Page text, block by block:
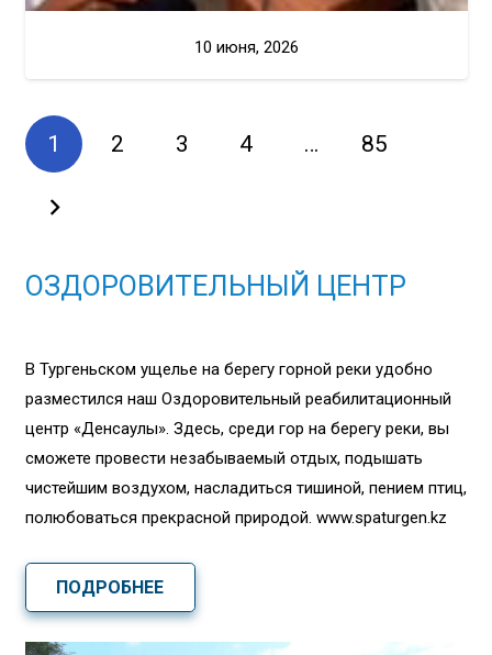
10 июня, 2026
1 2 3 4 … 85
ОЗДОРОВИТЕЛЬНЫЙ ЦЕНТР
В Тургеньском ущелье на берегу горной реки удобно
разместился наш Оздоровительный реабилитационный
центр «Денсаулық». Здесь, среди гор на берегу реки, вы
сможете провести незабываемый отдых, подышать
чистейшим воздухом, насладиться тишиной, пением птиц,
полюбоваться прекрасной природой. www.spaturgen.kz
ПОДРОБНЕЕ